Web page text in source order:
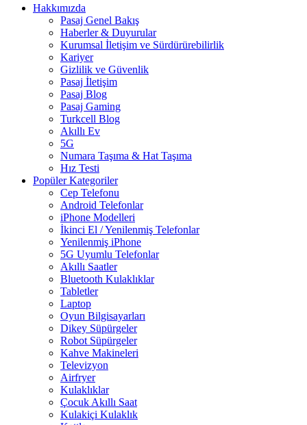
Hakkımızda
Pasaj Genel Bakış
Haberler & Duyurular
Kurumsal İletişim ve Sürdürürebilirlik
Kariyer
Gizlilik ve Güvenlik
Pasaj İletişim
Pasaj Blog
Pasaj Gaming
Turkcell Blog
Akıllı Ev
5G
Numara Taşıma & Hat Taşıma
Hız Testi
Popüler Kategoriler
Cep Telefonu
Android Telefonlar
iPhone Modelleri
İkinci El / Yenilenmiş Telefonlar
Yenilenmiş iPhone
5G Uyumlu Telefonlar
Akıllı Saatler
Bluetooth Kulaklıklar
Tabletler
Laptop
Oyun Bilgisayarları
Dikey Süpürgeler
Robot Süpürgeler
Kahve Makineleri
Televizyon
Airfryer
Kulaklıklar
Çocuk Akıllı Saat
Kulakiçi Kulaklık